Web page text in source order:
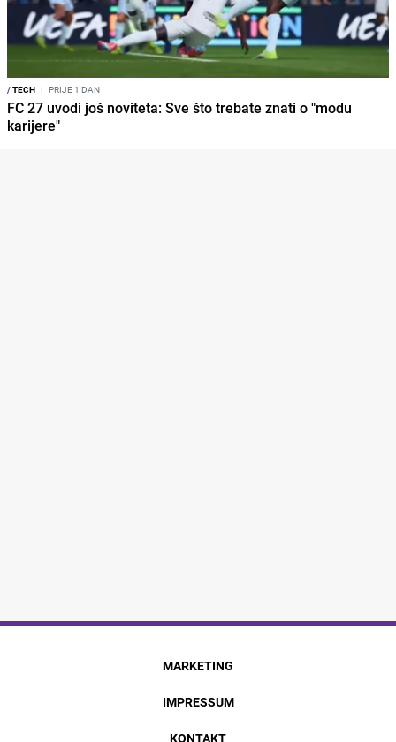
/TECH I PRIJE 1 DAN
FC 27 uvodi još noviteta: Sve što trebate znati o "modu
karijere"
MARKETING
IMPRESSUM
KONTAKT